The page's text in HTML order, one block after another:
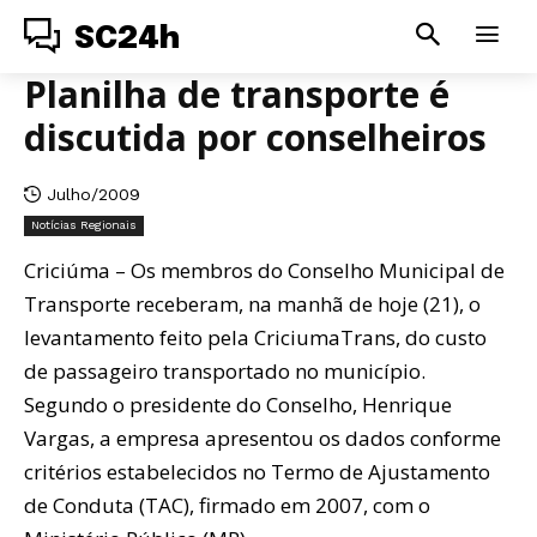
SC24h
Planilha de transporte é
discutida por conselheiros
Julho/2009
Notícias Regionais
Criciúma – Os membros do Conselho Municipal de
Transporte receberam, na manhã de hoje (21), o
levantamento feito pela CriciumaTrans, do custo
de passageiro transportado no município.
Segundo o presidente do Conselho, Henrique
Vargas, a empresa apresentou os dados conforme
critérios estabelecidos no Termo de Ajustamento
de Conduta (TAC), firmado em 2007, com o